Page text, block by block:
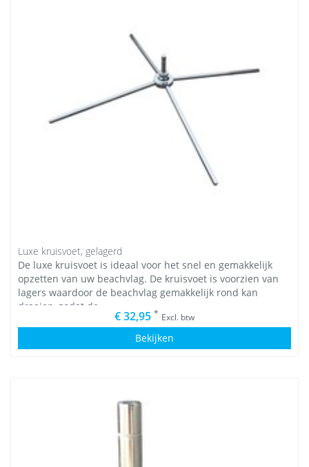
Luxe kruisvoet, gelagerd
De luxe kruisvoet is ideaal voor het snel en gemakkelijk
opzetten van uw beachvlag. De kruisvoet is voorzien van
lagers waardoor de beachvlag gemakkelijk rond kan
draaien, zodat de
€ 32,95 * Excl. btw
Bekijken